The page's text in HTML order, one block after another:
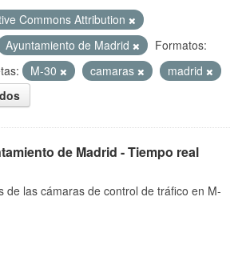
Commons Attribution
Ayuntamiento de Madrid
Formatos:
M-30 camaras
madrid
de Madrid - Tiempo real
de las cámaras de control de tráfico en M-